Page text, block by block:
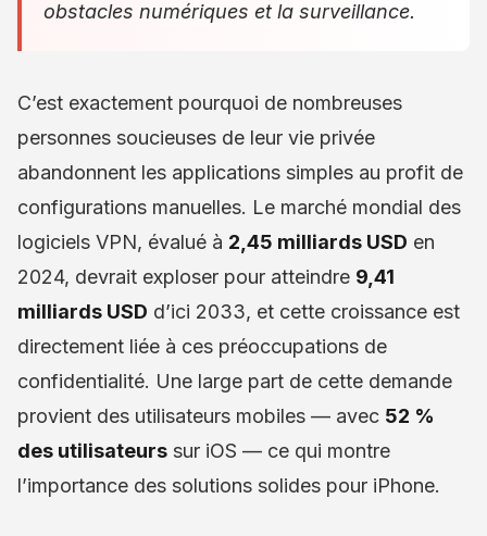
obstacles numériques et la surveillance.
C’est exactement pourquoi de nombreuses
personnes soucieuses de leur vie privée
abandonnent les applications simples au profit de
configurations manuelles. Le marché mondial des
logiciels VPN, évalué à 2,45 milliards USD en
2024, devrait exploser pour atteindre 9,41
milliards USD d’ici 2033, et cette croissance est
directement liée à ces préoccupations de
confidentialité. Une large part de cette demande
provient des utilisateurs mobiles — avec 52 %
des utilisateurs sur iOS — ce qui montre
l’importance des solutions solides pour iPhone.